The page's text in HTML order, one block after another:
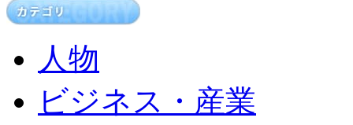
人物
ビジネス・産業